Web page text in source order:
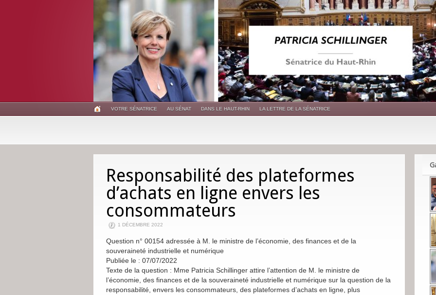
VOTRE SÉNATRICE AU SÉNAT DANS LE HAUT-RHIN LA LETTRE DE LA SÉNATRICE
Responsabilité des plateformes
d’achats en ligne envers les
consommateurs
1 DÉCEMBRE 2022
Question n° 00154 adressée à M. le ministre de l’économie, des finances et de la
souveraineté industrielle et numérique
Publiée le : 07/07/2022
Texte de la question : Mme Patricia Schillinger attire l’attention de M. le ministre de
l’économie, des finances et de la souveraineté industrielle et numérique sur la question de la
responsabilité, envers les consommateurs, des plateformes d’achats en ligne, plus